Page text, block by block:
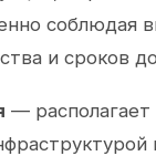
соблюдая
и сроков
— располагает